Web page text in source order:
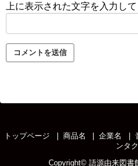
上に表示された文字を入力して
トップページ 商品名 企業名
ンタ
Copyright© 語源由来図書